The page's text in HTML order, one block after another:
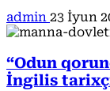
admin 23 İyun
“Odun
İngilis